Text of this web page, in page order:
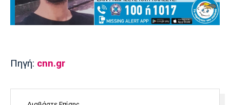
Πόρτο Μπενφίκα
Πηγή: cnn.gr